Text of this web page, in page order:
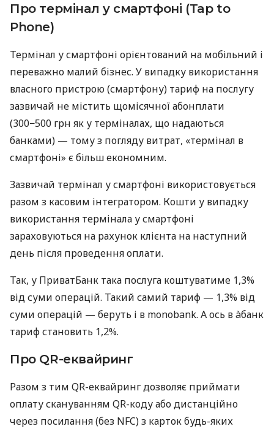
Про термінал у смартфоні (Tap to
Phone)
Термінал у смартфоні орієнтований на мобільний і
переважно малий бізнес. У випадку використання
власного пристрою (смартфону) тариф на послугу
зазвичай не містить щомісячної абонплати
(300−500 грн як у терміналах, що надаються
банками) — тому з погляду витрат, «термінал в
смартфоні» є більш економним.
Зазвичай термінал у смартфоні використовується
разом з касовим інтегратором. Кошти у випадку
використання термінала у смартфоні
зараховуються на рахунок клієнта на наступний
день після проведення оплати.
Так, у ПриватБанк така послуга коштуватиме 1,3%
від суми операцій. Такий самий тариф — 1,3% від
суми операцій — беруть і в monobank. А ось в àбанк
тариф становить 1,2%.
Про QR-еквайринг
Разом з тим QR-еквайринг дозволяє приймати
оплату скануванням QR-коду або дистанційно
через посилання (без NFC) з карток будь-яких